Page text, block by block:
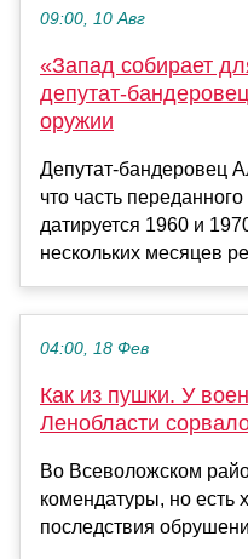
09:00, 10 Авг
«Запад собирает
депутат-
оружии
Депутат-бандеровец
что часть
датируется 1960 и
нескольких месяцев
04:00, 18 Фев
Как из пушки. У
Ленобласти
Во Всеволожском
комендатуры, но есть
последствия